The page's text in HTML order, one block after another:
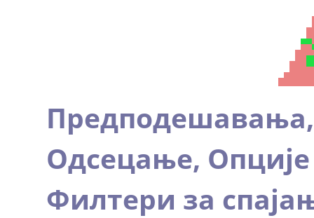
Одсецање,
Филтери за